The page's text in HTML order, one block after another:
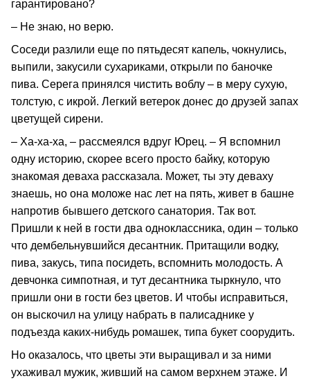
гарантировано?
– Не знаю, но верю.
Соседи разлили еще по пятьдесят капель, чокнулись,
выпили, закусили сухариками, открыли по баночке
пива. Серега принялся чистить воблу – в меру сухую,
толстую, с икрой. Легкий ветерок донес до друзей запах
цветущей сирени.
– Ха-ха-ха, – рассмеялся вдруг Юрец. – Я вспомнил
одну историю, скорее всего просто байку, которую
знакомая деваха рассказала. Может, ты эту деваху
знаешь, но она моложе нас лет на пять, живет в башне
напротив бывшего детского санатория. Так вот.
Пришли к ней в гости два одноклассника, один – только
что дембельнувшийся десантник. Притащили водку,
пива, закусь, типа посидеть, вспомнить молодость. А
девчонка симпотная, и тут десантника тыркнуло, что
пришли они в гости без цветов. И чтобы исправиться,
он выскочил на улицу набрать в палисаднике у
подъезда каких-нибудь ромашек, типа букет соорудить.
Но оказалось, что цветы эти выращивал и за ними
ухаживал мужик, живший на самом верхнем этаже. И